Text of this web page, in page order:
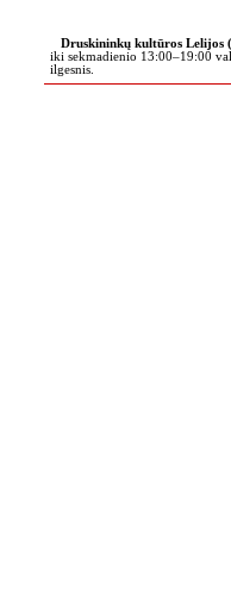
Druskininkų kultūros Lelijos
iki sekmadienio 13:00–19:00
ilgesnis.